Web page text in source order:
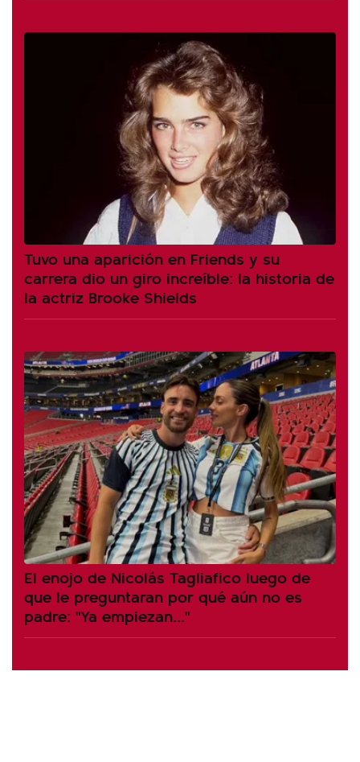
Tuvo una aparición en Friends y su
carrera dio un giro increíble: la historia de
la actriz Brooke Shields
El enojo de Nicolás Tagliafico luego de
que le preguntaran por qué aún no es
padre: "Ya empiezan..."